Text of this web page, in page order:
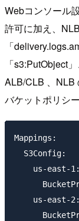
Webコンソール
許可に加え、
「
「s3:PutObject
ALB/CLB 、NLB
バケットポリシ
Mappings:
  S3Config:
    us-east-1:
    us-east-2: